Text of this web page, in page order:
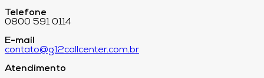
Telefone
0800 591 0114
E-mail
contato@g12callcenter.com.br
Atendimento